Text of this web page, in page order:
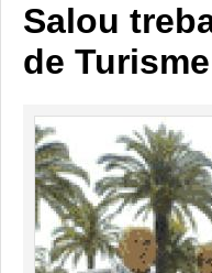
Salou
de